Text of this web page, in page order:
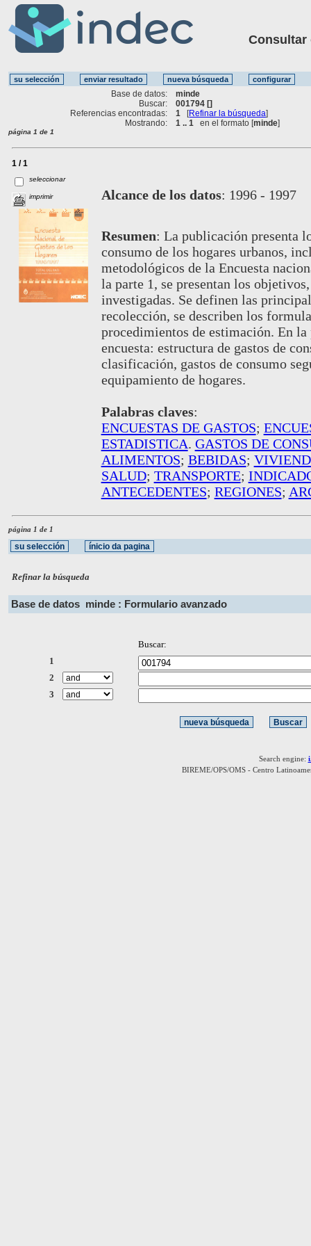
Consultar
Base de datos:
minde
Buscar:
001794 []
Referencias encontradas:
1 [Refinar la búsqueda]
Mostrando:
1 .. 1 en el formato [minde]
página 1 de 1
1 / 1
seleccionar
imprimir Alcance de los datos: 1996 - 1997
Resumen: La publicación presenta
consumo de los hogares urbanos,
metodológicos de la Encuesta
la parte 1, se presentan los
investigadas. Se definen las
recolección, se describen los
procedimientos de estimación. En
encuesta: estructura de gastos de
clasificación, gastos de consumo
equipamiento de hogares.
Palabras claves:
ENCUESTAS DE GASTOS;
ESTADISTICA. GASTOS DE
ALIMENTOS; BEBIDAS;
SALUD; TRANSPORTE;
ANTECEDENTES; REGIONES;
página 1 de 1
Refinar la búsqueda
Base de datos minde : Formulario avanzado
Buscar:
1
2
3
Search engine:
BIREME/OPS/OMS - Centro